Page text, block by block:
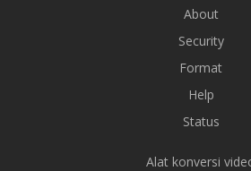
About
Security
Format
Help
Status
Alat konversi